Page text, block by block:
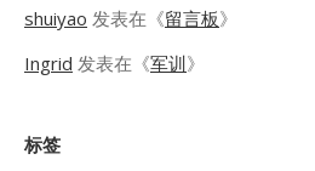
shuiyao 发表在《留言板》
Ingrid 发表在《军训》
标签